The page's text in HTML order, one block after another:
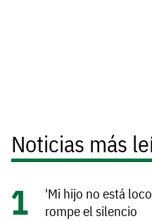
Noticias más
'Mi hijo no está
rompe el silencio